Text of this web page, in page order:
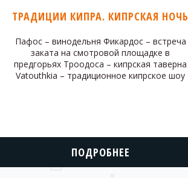
ТРАДИЦИИ КИПРА. КИПРСКАЯ НОЧЬ
Пафос – винодельня Фикардос – встреча
заката на смотровой площадке в
предгорьях Троодоса – кипрская таверна
Vatouthkia – традиционное кипрское шоу
ПОДРОБНЕЕ